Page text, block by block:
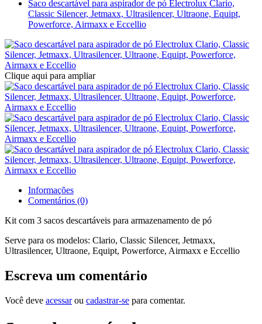
Saco descartável para aspirador de pó Electrolux Clario,
Classic Silencer, Jetmaxx, Ultrasilencer, Ultraone, Equipt,
Powerforce, Airmaxx e Eccellio
Clique aqui para ampliar
Informações
Comentários (0)
Kit com 3 sacos descartáveis para armazenamento de pó
Serve para os modelos: Clario, Classic Silencer, Jetmaxx,
Ultrasilencer, Ultraone, Equipt, Powerforce, Airmaxx e Eccellio
Escreva um comentário
Você deve acessarou cadastrar-se para comentar.